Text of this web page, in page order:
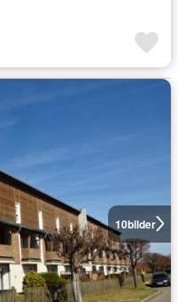
10bilder